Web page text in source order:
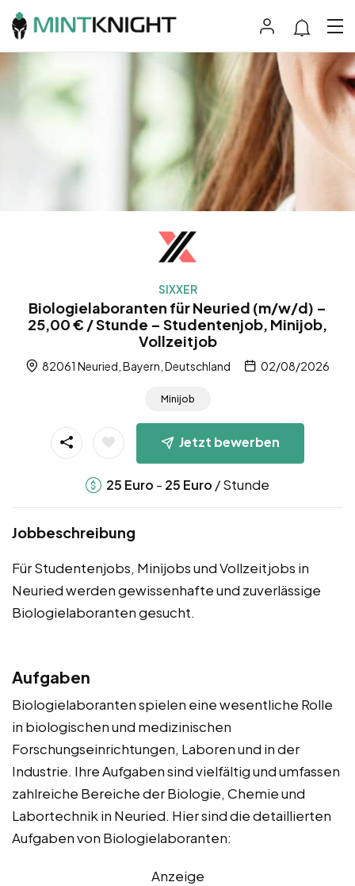
SIXXER
Biologielaboranten für Neuried (m/w/d) –
25,00 € / Stunde – Studentenjob, Minijob,
Vollzeitjob
82061 Neuried, Bayern, Deutschland 02/08/2026
Minijob
Jetzt bewerben
25 Euro - 25 Euro / Stunde
Jobbeschreibung
Für Studentenjobs, Minijobs und Vollzeitjobs in
Neuried werden gewissenhafte und zuverlässige
Biologielaboranten gesucht.
Aufgaben
Biologielaboranten spielen eine wesentliche Rolle
in biologischen und medizinischen
Forschungseinrichtungen, Laboren und in der
Industrie. Ihre Aufgaben sind vielfältig und umfassen
zahlreiche Bereiche der Biologie, Chemie und
Labortechnik in Neuried. Hier sind die detaillierten
Aufgaben von Biologielaboranten:
Anzeige